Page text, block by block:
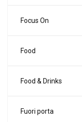
Focus On
Food
Food & Drinks
Fuori porta